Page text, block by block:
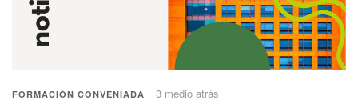
FORMACIÓN CONVENIADA 3 medio atrás